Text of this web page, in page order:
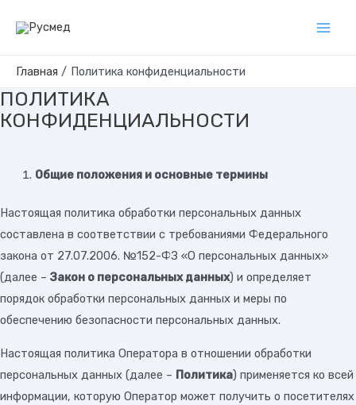
Главная Политика конфиденциальности
ПОЛИТИКА
КОНФИДЕНЦИАЛЬНОСТИ
Общие положения и основные термины
Настоящая политика обработки персональных данных
составлена в соответствии с требованиями Федерального
закона от 27.07.2006. №152-ФЗ «О персональных данных»
(далее – Закон о персональных данных) и определяет
порядок обработки персональных данных и меры по
обеспечению безопасности персональных данных.
Настоящая политика Оператора в отношении обработки
персональных данных (далее – Политика) применяется ко всей
информации, которую Оператор может получить о посетителях